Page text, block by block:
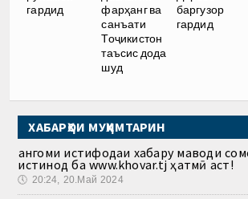
гардид
фарҳанг ва
санъати
Тоҷикистон
таъсис дода
шуд
баргузор
гардид
ХАБАРҲОИ МУҲИМТАРИН
Ҳангоми истифодаи хабару маводи
истинод ба www.khovar.tj ҳатмӣ аст!
🕔 20:24, 20.Май 2024